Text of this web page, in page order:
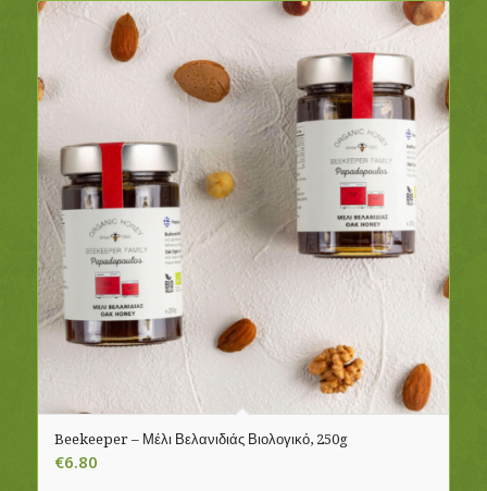
Beekeeper – Μέλι Βελανιδιάς Βιολογικό, 250g
€6.80